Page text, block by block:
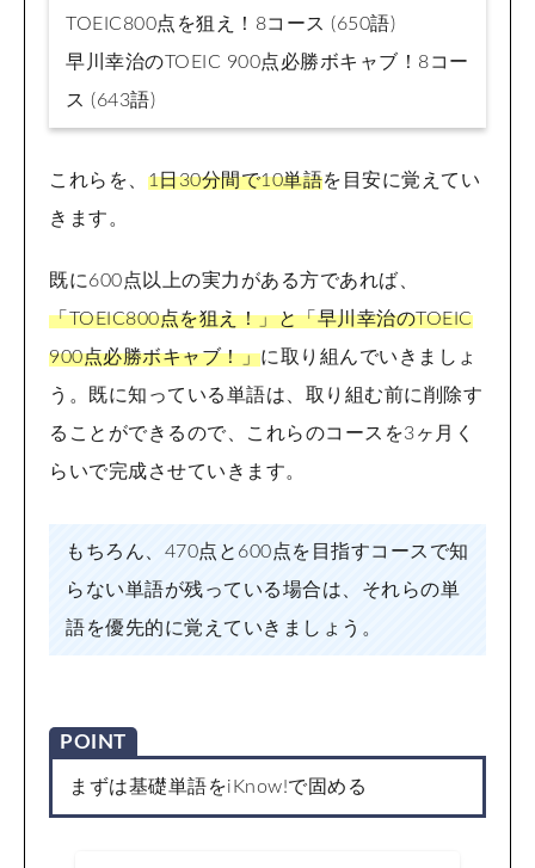
TOEIC800点を狙え！8コース (650語)
早川幸治のTOEIC 900点必勝ボキャブ！8コー
ス (643語)
これらを、 1日30分間で10単語を目安に覚えてい
きます。
既に600点以上の実力がある方であれば、
「TOEIC800点を狙え！」と「早川幸治のTOEIC
900点必勝ボキャブ！」に取り組んでいきましょ
う。既に知っている単語は、取り組む前に削除す
ることができるので、これらのコースを3ヶ月く
らいで完成させていきます。
もちろん、470点と600点を目指すコースで知
らない単語が残っている場合は、それらの単
語を優先的に覚えていきましょう。
POINT
まずは基礎単語をiKnow!で固める